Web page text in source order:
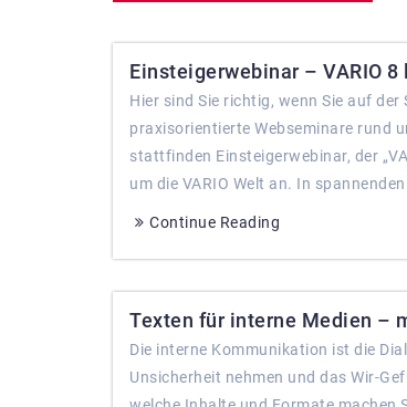
Einsteigerwebinar – VARIO
Hier sind Sie richtig, wenn Sie auf
praxisorientierte Webseminare rund
stattfinden Einsteigerwebinar, der
um die VARIO Welt an. In
Continue Reading
Texten für interne Medien –
Die interne Kommunikation ist die
Unsicherheit nehmen und das Wir-